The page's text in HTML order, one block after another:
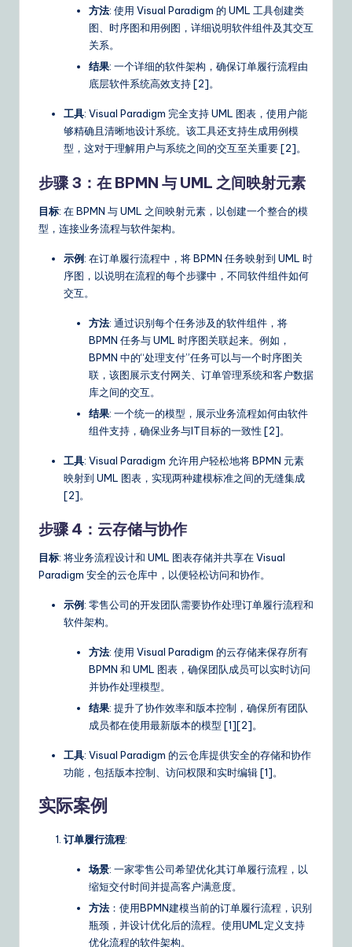
方法: 使用 Visual Paradigm 的 UML 工具创建类
图、时序图和用例图，详细说明软件组件及其交互
关系。
结果: 一个详细的软件架构，确保订单履行流程由
底层软件系统高效支持 [2]。
工具: Visual Paradigm 完全支持 UML 图表，使用户能
够精确且清晰地设计系统。该工具还支持生成用例模
型，这对于理解用户与系统之间的交互至关重要 [2]。
步骤 3：在 BPMN 与 UML 之间映射元素
目标: 在 BPMN 与 UML 之间映射元素，以创建一个整合的模
型，连接业务流程与软件架构。
示例: 在订单履行流程中，将 BPMN 任务映射到 UML 时
序图，以说明在流程的每个步骤中，不同软件组件如何
交互。
方法: 通过识别每个任务涉及的软件组件，将
BPMN 任务与 UML 时序图关联起来。例如，
BPMN 中的“处理支付”任务可以与一个时序图关
联，该图展示支付网关、订单管理系统和客户数据
库之间的交互。
结果: 一个统一的模型，展示业务流程如何由软件
组件支持，确保业务与IT目标的一致性 [2]。
工具: Visual Paradigm 允许用户轻松地将 BPMN 元素
映射到 UML 图表，实现两种建模标准之间的无缝集成
[2]。
步骤 4：云存储与协作
目标: 将业务流程设计和 UML 图表存储并共享在 Visual
Paradigm 安全的云仓库中，以便轻松访问和协作。
示例: 零售公司的开发团队需要协作处理订单履行流程和
软件架构。
方法: 使用 Visual Paradigm 的云存储来保存所有
BPMN 和 UML 图表，确保团队成员可以实时访问
并协作处理模型。
结果: 提升了协作效率和版本控制，确保所有团队
成员都在使用最新版本的模型 [1][2]。
工具: Visual Paradigm 的云仓库提供安全的存储和协作
功能，包括版本控制、访问权限和实时编辑 [1]。
实际案例
订单履行流程:
场景: 一家零售公司希望优化其订单履行流程，以
缩短交付时间并提高客户满意度。
方法：使用BPMN建模当前的订单履行流程，识别
瓶颈，并设计优化后的流程。使用UML定义支持
优化流程的软件架构。